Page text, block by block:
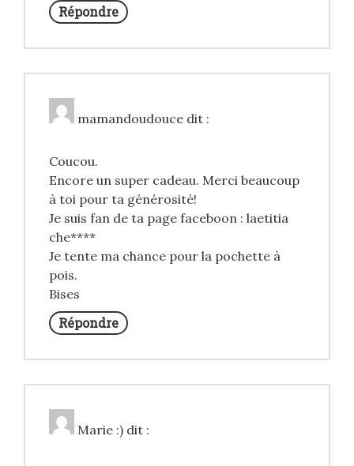
Répondre
mamandoudouce dit :
Coucou.
Encore un super cadeau. Merci beaucoup
à toi pour ta générosité!
Je suis fan de ta page faceboon : laetitia
che****
Je tente ma chance pour la pochette à
pois.
Bises
Répondre
Marie :) dit :